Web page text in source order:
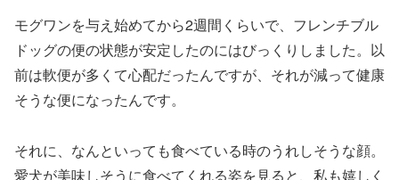
モグワンを与え始めてから2週間くらいで、フレンチブル
ドッグの便の状態が安定したのにはびっくりしました。以
前は軟便が多くて心配だったんですが、それが減って健康
そうな便になったんです。
それに、なんといっても食べている時のうれしそうな顔。
愛犬が美味しそうに食べてくれる姿を見ると、私も嬉しく